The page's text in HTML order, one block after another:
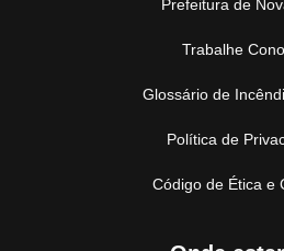
Prefeitura de
Trabalhe
Glossário de
Política de
Código de Ética e